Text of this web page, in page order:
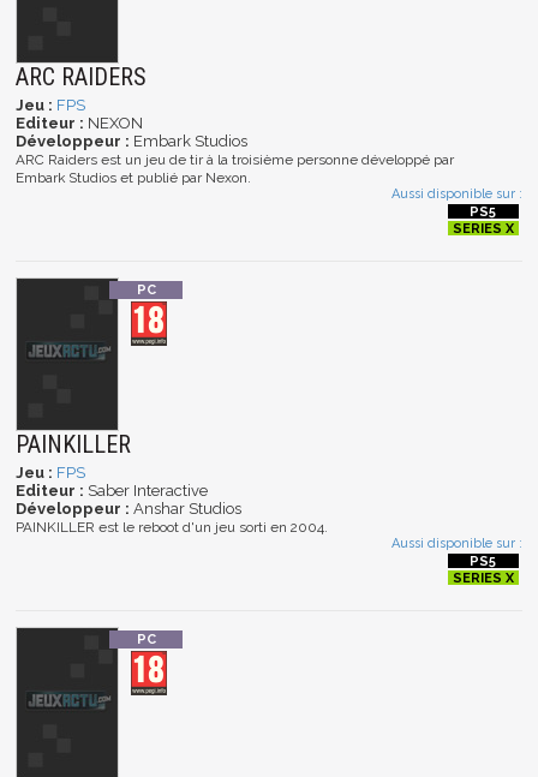
ARC RAIDERS
Jeu : FPS
Editeur : NEXON
Développeur : Embark Studios
ARC Raiders est un jeu de tir à la troisième personne développé par
Embark Studios et publié par Nexon.
Aussi disponible sur :
PAINKILLER
Jeu : FPS
Editeur : Saber Interactive
Développeur : Anshar Studios
PAINKILLER est le reboot d'un jeu sorti en 2004.
Aussi disponible sur :